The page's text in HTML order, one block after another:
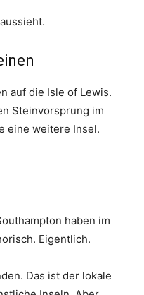
auf die Isle of Lewis.
Steinvorsprung im
eine weitere Insel.
haben im
Eigentlich.
Das ist der lokale